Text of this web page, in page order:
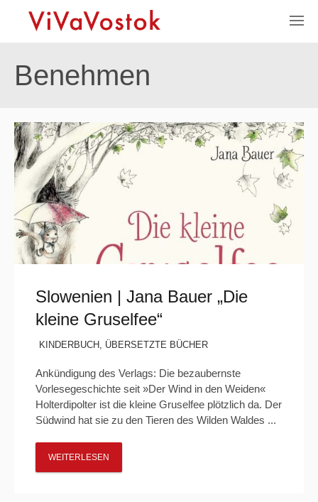
Benehmen
Slowenien | Jana Bauer „Die
kleine Gruselfee“
KINDERBUCH , ÜBERSETZTE BÜCHER
Ankündigung des Verlags: Die bezaubernste
Vorlesegeschichte seit »Der Wind in den Weiden«
Holterdipolter ist die kleine Gruselfee plötzlich da. Der
Südwind hat sie zu den Tieren des Wilden Waldes ...
WEITERLESEN